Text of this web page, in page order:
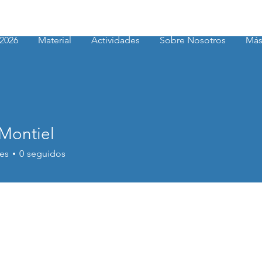
Material Actividades Sobre Nosotros Más
0 seguidos